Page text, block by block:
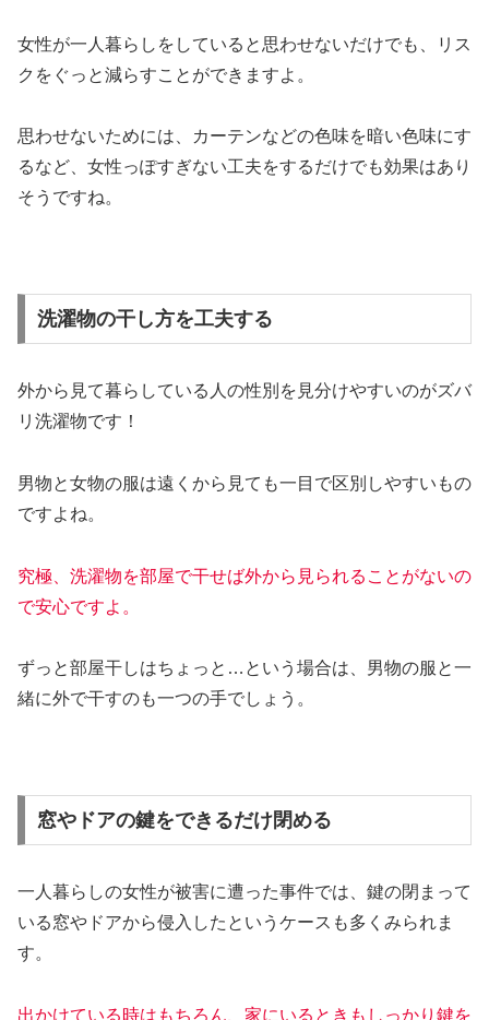
女性が一人暮らしをしていると思わせないだけでも、リス
クをぐっと減らすことができますよ。
思わせないためには、カーテンなどの色味を暗い色味にす
るなど、女性っぽすぎない工夫をするだけでも効果はあり
そうですね。
洗濯物の干し方を工夫する
外から見て暮らしている人の性別を見分けやすいのがズバ
リ洗濯物です！
男物と女物の服は遠くから見ても一目で区別しやすいもの
ですよね。
究極、洗濯物を部屋で干せば外から見られることがないの
で安心ですよ 。
ずっと部屋干しはちょっと…という場合は、男物の服と一
緒に外で干すのも一つの手でしょう。
窓やドアの鍵をできるだけ閉める
一人暮らしの女性が被害に遭った事件では、鍵の閉まって
いる窓やドアから侵入したというケースも多くみられま
す。
出かけている時はもちろん、家にいるときもしっかり鍵を